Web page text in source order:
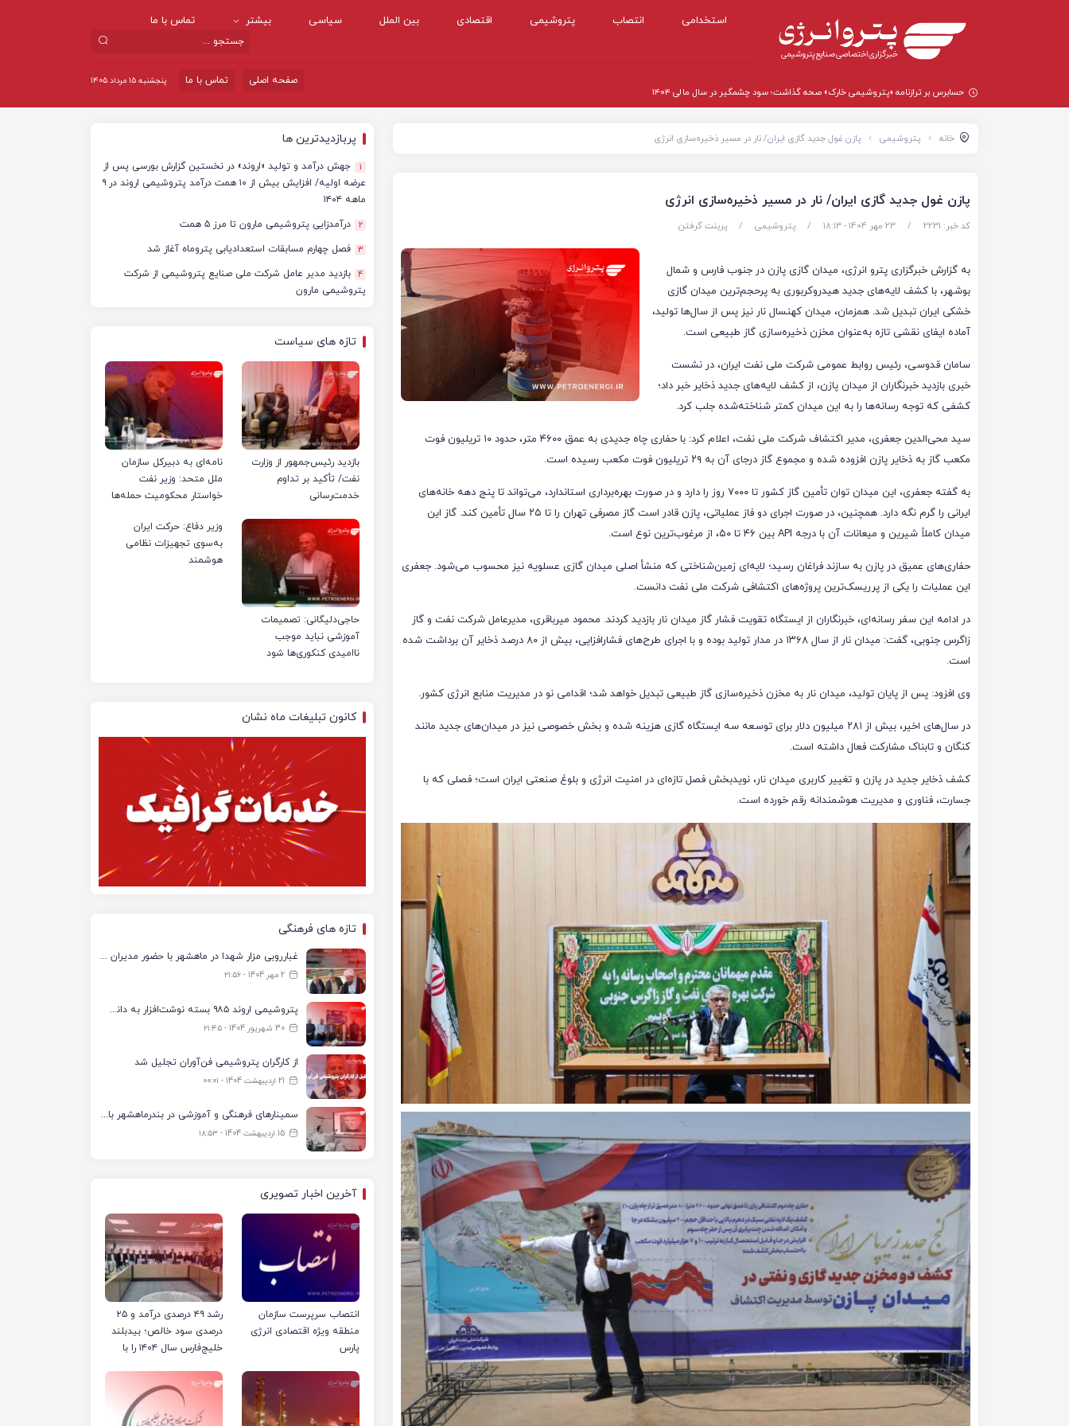
استخدامی انتصاب پتروشیمی اقتصادی بین الملل سیاسی بیشتر تماس با ما
پنجشنبه ۱۵ مرداد ۱۴۰۵ تماس با ما
صفحه اصلی
حسابرس بر ترازنامه «پتروشیمی خارک» صحه گذاشت؛ سود چشمگیر در سال مالی ۱۴۰۴
خانه پتروشیمی پازن غول جدید گازی ایران/ نار در مسیر ذخیره‌سازی انرژی
پازن غول جدید گازی ایران/ نار در مسیر ذخیره‌سازی انرژی
کد خبر: 2231 / 23 مهر 1404 - ۱۸:۱۳ / پتروشیمی / پرینت گرفتن
به گزارش خبرگزاری پترو انرژی، میدان گازی پازن در جنوب فارس و شمال
بوشهر، با کشف لایه‌های جدید هیدروکربوری به پرحجم‌ترین میدان گازی
خشکی ایران تبدیل شد. همزمان، میدان کهنسال نار نیز پس از سال‌ها تولید،
آماده ایفای نقشی تازه به‌عنوان مخزن ذخیره‌سازی گاز طبیعی است.
سامان قدوسی، رئیس روابط عمومی شرکت ملی نفت ایران، در نشست
خبری بازدید خبرنگاران از میدان پازن، از کشف لایه‌های جدید ذخایر خبر داد؛
کشفی که توجه رسانه‌ها را به این میدان کمتر شناخته‌شده جلب کرد.
سید محی‌الدین جعفری، مدیر اکتشاف شرکت ملی نفت، اعلام کرد: با حفاری چاه جدیدی به عمق ۴۶۰۰ متر، حدود ۱۰ تریلیون فوت
مکعب گاز به ذخایر پازن افزوده شده و مجموع گاز درجای آن به ۲۹ تریلیون فوت مکعب رسیده است.
به گفته جعفری، این میدان توان تأمین گاز کشور تا ۷۰۰۰ روز را دارد و در صورت بهره‌برداری استاندارد، می‌تواند تا پنج دهه خانه‌های
ایرانی را گرم نگه دارد. همچنین، در صورت اجرای دو فاز عملیاتی، پازن قادر است گاز مصرفی تهران را تا ۲۵ سال تأمین کند. گاز این
میدان کاملاً شیرین و میعانات آن با درجه API بین ۴۶ تا ۵۰، از مرغوب‌ترین نوع است.
حفاری‌های عمیق در پازن به سازند فراغان رسید؛ لایه‌ای زمین‌شناختی که منشأ اصلی میدان گازی عسلویه نیز محسوب می‌شود. جعفری
این عملیات را یکی از پرریسک‌ترین پروژه‌های اکتشافی شرکت ملی نفت دانست.
در ادامه این سفر رسانه‌ای، خبرنگاران از ایستگاه تقویت فشار گاز میدان نار بازدید کردند. محمود میرباقری، مدیرعامل شرکت نفت و گاز
زاگرس جنوبی، گفت: میدان نار از سال ۱۳۶۸ در مدار تولید بوده و با اجرای طرح‌های فشارافزایی، بیش از ۸۰ درصد ذخایر آن برداشت شده
است.
وی افزود: پس از پایان تولید، میدان نار به مخزن ذخیره‌سازی گاز طبیعی تبدیل خواهد شد؛ اقدامی نو در مدیریت منابع انرژی کشور.
در سال‌های اخیر، بیش از ۲۸۱ میلیون دلار برای توسعه سه ایستگاه گازی هزینه شده و بخش خصوصی نیز در میدان‌های جدید مانند
کنگان و تابناک مشارکت فعال داشته است.
کشف ذخایر جدید در پازن و تغییر کاربری میدان نار، نویدبخش فصل تازه‌ای در امنیت انرژی و بلوغ صنعتی ایران است؛ فصلی که با
جسارت، فناوری و مدیریت هوشمندانه رقم خورده است.
پربازدیدترین ها
1
جهش درآمد و تولید «اروند» در نخستین گزارش بورسی پس از
عرضه اولیه/ افزایش بیش از ۱۰ همت درآمد پتروشیمی اروند در ۹
ماهه ۱۴۰۴
2 درآمدزایی پتروشیمی مارون تا مرز ۵ همت
3 فصل چهارم مسابقات استعدادیابی پتروماه آغاز شد
4 بازدید مدیر عامل شرکت ملی صنایع پتروشیمی از شرکت
پتروشیمی مارون
تازه های سیاست
بازدید رئیس‌جمهور از وزارت
نفت/ تأکید بر تداوم
خدمت‌رسانی
نامه‌ای به دبیرکل سازمان
ملل متحد: وزیر نفت
خواستار محکومیت حمله‌ها
ایران شد
حاجی‌دلیگانی: تصمیمات
آموزشی نباید موجب
ناامیدی کنکوری‌ها شود
وزیر دفاع: حرکت ایران
به‌سوی تجهیزات نظامی
هوشمند
کانون تبلیغات ماه نشان
تازه های فرهنگی
غبارروبی مزار شهدا در ماهشهر با حضور مدیران پتروشیمی اروند و مسئولان شهری
2 مهر 1404 - ۲۱:۵۶
پتروشیمی اروند ۹۸۵ بسته نوشت‌افزار به دانش‌آموزان تحت پوشش کمیته امداد بندرماهشهر اهدا کرد
30 شهریور 1404 - ۲۱:۴۵
از کارگران پتروشیمی فن‌آوران تجلیل شد
21 اردیبهشت 1404 - ۰۰:۰۱
سمینارهای فرهنگی و آموزشی در بندرماهشهر با همکاری فرهنگ‌سرای پتروشیمی مارون
15 اردیبهشت 1404 - ۱۸:۵۳
آخرین اخبار تصویری
انتصاب سرپرست سازمان
منطقه ویژه اقتصادی انرژی
پارس
رشد ۴۹ درصدی درآمد و ۲۵
درصدی سود خالص؛ بیدبلند
خلیج‌فارس سال ۱۴۰۴ را با
رساند